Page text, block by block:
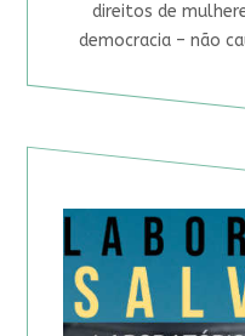
direitos de
democracia – não